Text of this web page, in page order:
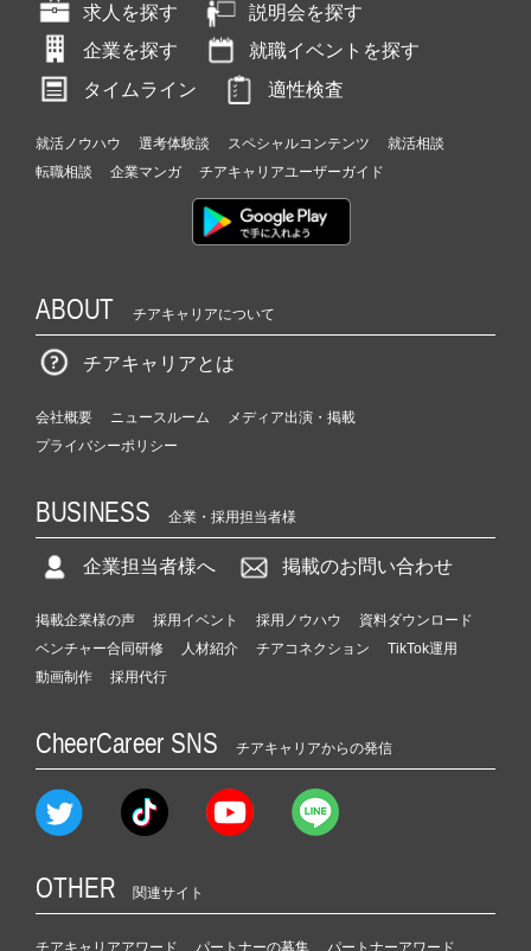
求人を探す
説明会を探す
企業を探す
就職イベントを探す
タイムライン
適性検査
就活ノウハウ 選考体験談 スペシャルコンテンツ
就活相談
転職相談
企業マンガ チアキャリアユーザーガイド
ABOUT チアキャリアについて
チアキャリアとは
会社概要 ニュースルーム
メディア出演・掲載
プライバシーポリシー
BUSINESS 企業・採用担当者様
企業担当者様へ 掲載のお問い合わせ
掲載企業様の声 採用イベント 採用ノウハウ
資料ダウンロード
ベンチャー合同研修
人材紹介 チアコネクション
TikTok運用
動画制作
採用代行
CheerCareer SNS チアキャリアからの発信
OTHER 関連サイト
チアキャリアアワード パートナーの募集 パートナーアワード